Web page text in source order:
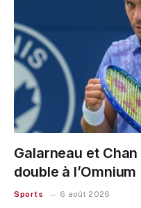
Galarneau et
double à l’Omnium
Sports 6 août 2026